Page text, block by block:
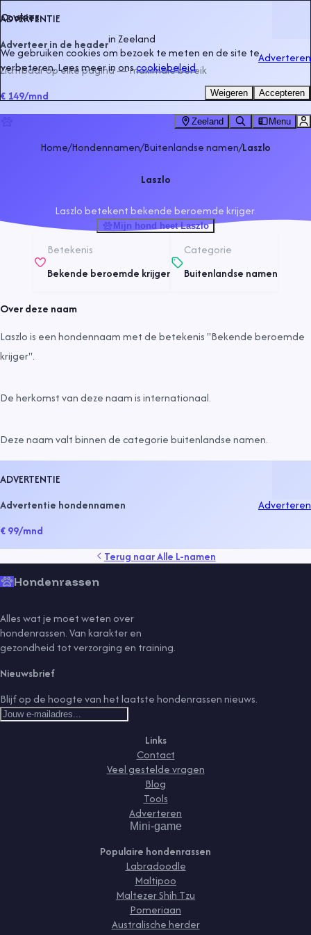
ADVERTENTIE
Adverteer in de headerinZeeland
Zichtbaar op elke pagina — maximale bereik
€ 149/mnd
Adverteren
Zeeland Menu
Home/Hondennamen/Buitenlandse namen/Laszlo
Laszlo
Laszlo betekent bekende beroemde krijger.
Mijn hond heet Laszlo
Betekenis
Bekende beroemde krijger
Categorie
Buitenlandse namen
Over deze naam
Laszlo is een hondennaam met de betekenis "Bekende beroemde
krijger".
De herkomst van deze naam isinternationaal.
Deze naam valt binnen de categoriebuitenlandse namen.
ADVERTENTIE
Advertentie hondennamen
€ 99/mnd
Adverteren
Terug naarAlle L-namen
Hondenrassen
Alles wat je moet weten over
hondenrassen. Van karakter en
gezondheid tot verzorging en training.
Nieuwsbrief
Blijf op de hoogte van het laatste hondenrassen nieuws.
Links
Contact
Veel gestelde vragen
Blog
Tools
Adverteren
Mini-game
Populaire hondenrassen
Labradoodle
Maltipoo
Maltezer Shih Tzu
Pomeriaan
Australische herder
Cookies
We gebruiken cookies om bezoek te meten en de site te
verbeteren. Lees meer in onscookiebeleid.
Weigeren Accepteren